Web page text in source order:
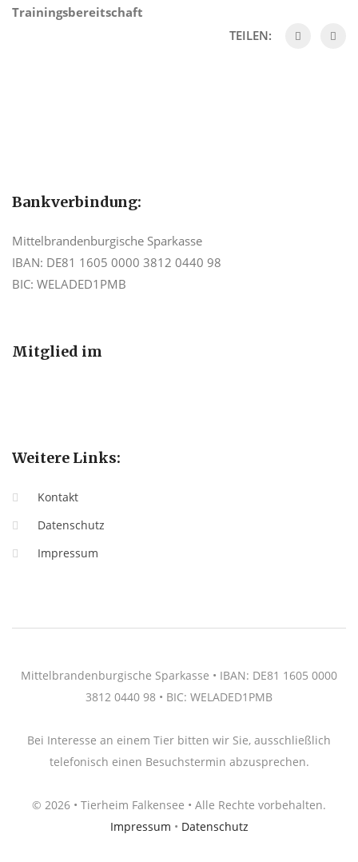
Trainingsbereitschaft
TEILEN:
Bankverbindung:
Mittelbrandenburgische Sparkasse
IBAN: DE81 1605 0000 3812 0440 98
BIC: WELADED1PMB
Mitglied im
Weitere Links:
Kontakt
Datenschutz
Impressum
Mittelbrandenburgische Sparkasse • IBAN: DE81 1605 0000
3812 0440 98 • BIC: WELADED1PMB
Bei Interesse an einem Tier bitten wir Sie, ausschließlich
telefonisch einen Besuchstermin abzusprechen.
© 2026 • Tierheim Falkensee • Alle Rechte vorbehalten.
Impressum • Datenschutz